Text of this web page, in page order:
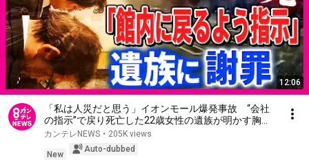
12:06
「私は人災だと思う」イオンモール爆発事故 “会社
の指示”で戻り死亡した22歳女性の遺族が明かす胸
中 会社は謝罪も「もう娘は帰ってこない」 熊本地
震から7日目｜旬感LIVE とれたてっ!〈カンテレ〉
カンテレNEWS • 205K views
New
Auto-dubbed